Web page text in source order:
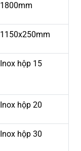
1800mm
1150x250mm
Inox hộp 15
Inox hộp 20
Inox hộp 30